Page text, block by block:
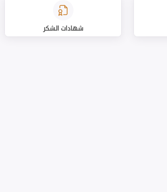
شهادات الشكر